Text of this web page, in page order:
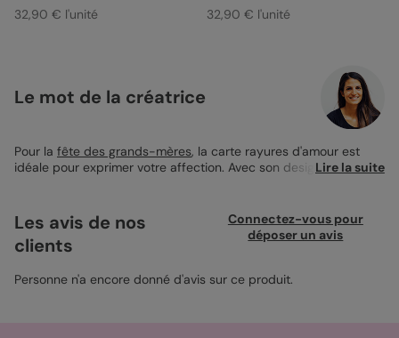
32,90 € l'unité
32,90 € l'unité
Le mot de la créatrice
Pour la fête des grands-mères, la carte rayures d'amour est
idéale pour exprimer votre affection. Avec son design simple de
clin d'œil affectueux. Vous avez la possibilité d'ajouter une photo
personnelle à l'intérieur, pour un souvenir unique et mémorable.
Imprimée sur un papier création, elle offre un toucher agréable
le faire.
Lire la suite
Les avis de nos
clients
Connectez-vous pour
déposer un avis
Personne n'a encore donné d'avis sur ce produit.